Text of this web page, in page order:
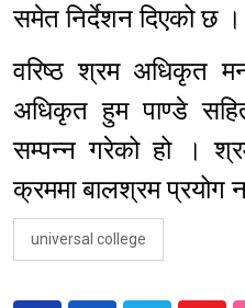
समेत निर्देशन दिएको छ ।
वरिष्ठ श्रम अधिकृत
अधिकृत हुम पाण्डे
सम्पन्न गरेको हो ।
क्रममा बालश्रम प्रयोग
universal college